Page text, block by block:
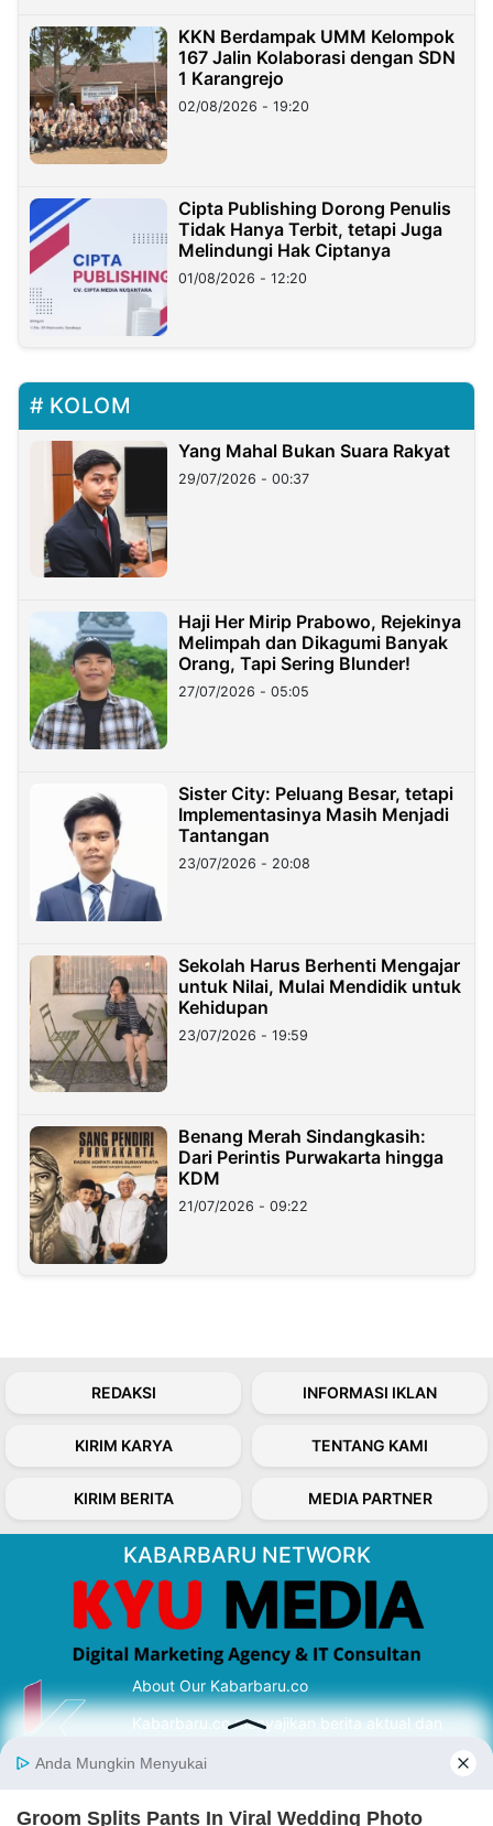
KKN Berdampak UMM Kelompok
167 Jalin Kolaborasi dengan SDN
1 Karangrejo
02/08/2026 - 19:20
Cipta Publishing Dorong Penulis
Tidak Hanya Terbit, tetapi Juga
Melindungi Hak Ciptanya
01/08/2026 - 12:20
KOLOM
Yang Mahal Bukan Suara Rakyat
29/07/2026 - 00:37
Haji Her Mirip Prabowo, Rejekinya
Melimpah dan Dikagumi Banyak
Orang, Tapi Sering Blunder!
27/07/2026 - 05:05
Sister City: Peluang Besar, tetapi
Implementasinya Masih Menjadi
Tantangan
23/07/2026 - 20:08
Sekolah Harus Berhenti Mengajar
untuk Nilai, Mulai Mendidik untuk
Kehidupan
23/07/2026 - 19:59
Benang Merah Sindangkasih:
Dari Perintis Purwakarta hingga
KDM
21/07/2026 - 09:22
REDAKSI INFORMASI IKLAN
KIRIM KARYA TENTANG KAMI
KIRIM BERITA MEDIA PARTNER
KABARBARU NETWORK
About Our Kabarbaru.co
Kabarbaru.co menyajikan berita aktual dan
serta terverifikasi dari sumber yang tepat.
Follow Kabarbaru